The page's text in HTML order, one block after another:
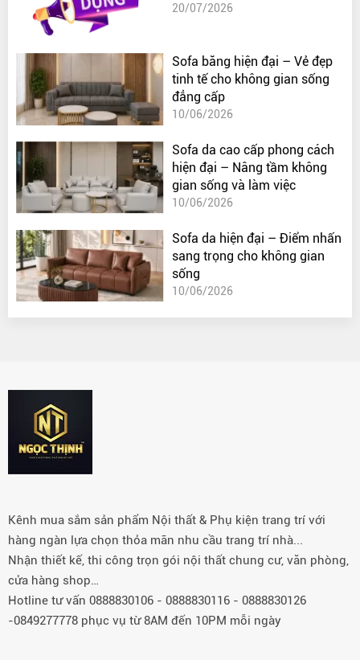
20/07/2026
Sofa băng hiện đại – Vẻ đẹp
tinh tế cho không gian sống
đẳng cấp
10/06/2026
Sofa da cao cấp phong cách
hiện đại – Nâng tầm không
gian sống và làm việc
10/06/2026
Sofa da hiện đại – Điểm nhấn
sang trọng cho không gian
sống
10/06/2026
Kênh mua sắm sản phẩm Nội thất & Phụ kiện trang trí với
hàng ngàn lựa chọn thỏa mãn nhu cầu trang trí nhà...
Nhận thiết kế, thi công trọn gói nội thất chung cư, văn phòng,
cửa hàng shop…
Hotline tư vấn 0888830106 - 0888830116 - 0888830126
-0849277778 phục vụ từ 8AM đến 10PM mỗi ngày